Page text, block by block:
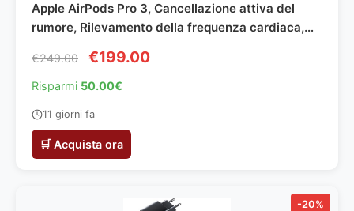
Apple AirPods Pro 3, Cancellazione attiva del
rumore, Rilevamento della frequenza cardiaca,
fedeltà, Ricarica USB-C​​​​​​​
€249.00 €199.00
Risparmi 50.00€
11 giorni fa
🛒 Acquista ora
-20%